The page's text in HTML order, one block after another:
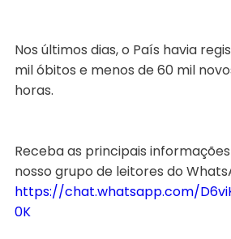
Nos últimos dias, o País havia
mil óbitos e menos de 60 mil
horas.
Receba as principais
nosso grupo de leitores do
https://chat.whatsapp.com/
0K